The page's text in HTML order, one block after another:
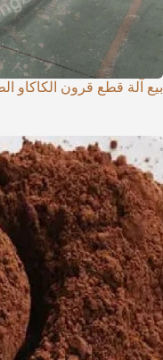
بيع آلة قطع قرون الكاكاو